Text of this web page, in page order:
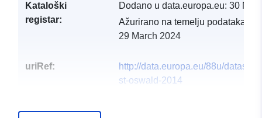
Kataloški
registar:
Dodano u data.europa.eu: 30
Ažurirano na temelju
29 March 2024
uriRef:
http://data.europa.eu/88u/
st-oswald-2014